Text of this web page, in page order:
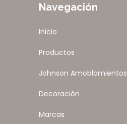
Navegación
Inicio
Productos
Johnson Amoblamientos
Decoración
Marcas